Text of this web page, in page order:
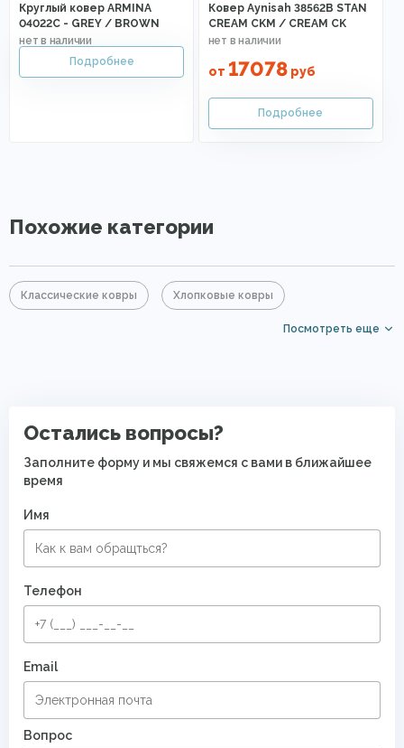
Круглый ковер ARMINA
04022C - GREY / BROWN
Ковер Aynisah 38562B STAN
CREAM CKM / CREAM CK
от 17078руб
Похожие категории
Классические ковры Хлопковые ковры
Посмотреть еще
Остались вопросы?
Заполните форму и мы свяжемся с вами в ближайшее
время
Имя
Телефон
Email
Вопрос